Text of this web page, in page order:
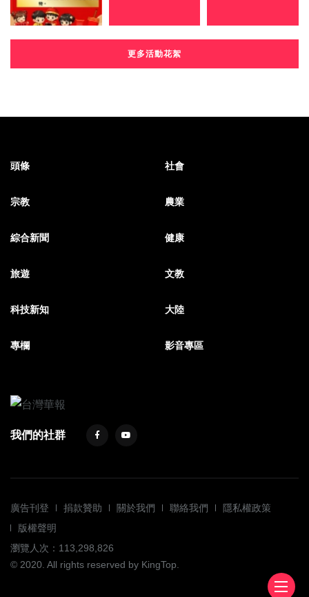
更多活動花絮
頭條 社會
宗教 農業
綜合新聞 健康
旅遊 文教
科技新知 大陸
專欄 影音專區
我們的社群
廣告刊登 捐款贊助 關於我們 聯絡我們
隱私權政策
版權聲明
瀏覽人次：113,298,826
© 2020. All rights reserved by KingTop.